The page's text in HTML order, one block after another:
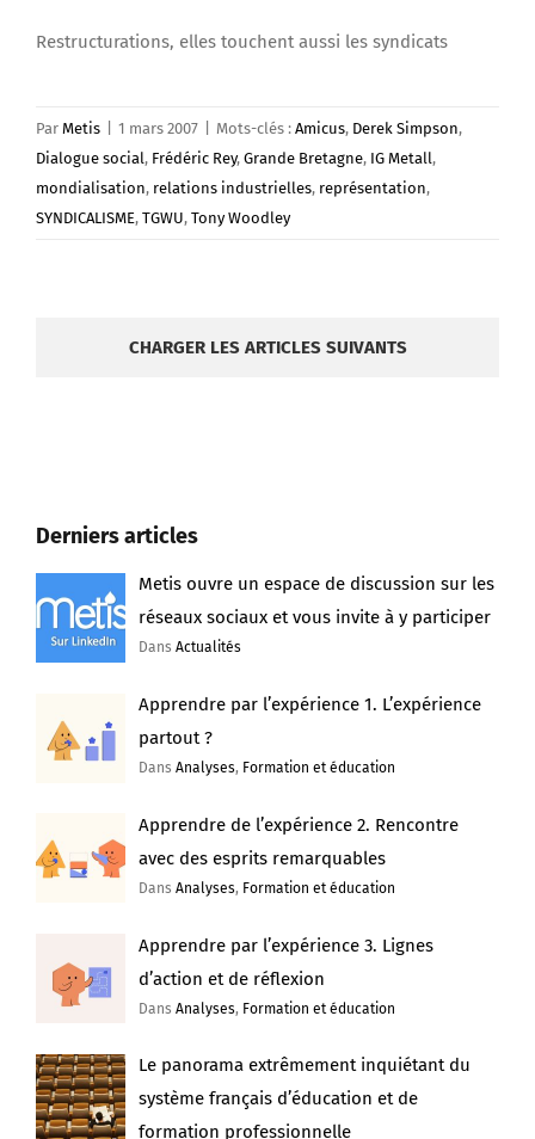
Restructurations, elles touchent aussi les syndicats
Par Metis 1 mars 2007 Mots-clés : Amicus, Derek Simpson,
Dialogue social, Frédéric Rey, Grande Bretagne, IG Metall,
mondialisation, relations industrielles, représentation,
SYNDICALISME, TGWU, Tony Woodley
CHARGER LES ARTICLES SUIVANTS
Derniers articles
Metis ouvre un espace de discussion sur les
réseaux sociaux et vous invite à y participer
DansActualités
Apprendre par l’expérience 1. L’expérience
partout ?
DansAnalyses, Formation et éducation
Apprendre de l’expérience 2. Rencontre
avec des esprits remarquables
DansAnalyses, Formation et éducation
Apprendre par l’expérience 3. Lignes
d’action et de réflexion
DansAnalyses, Formation et éducation
Le panorama extrêmement inquiétant du
système français d’éducation et de
formation professionnelle